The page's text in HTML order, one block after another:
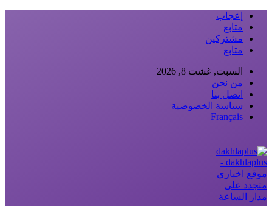
إعجاب
متابع
مشتركين
متابع
السبت, غشت 8, 2026
من نحن
اتصل بنا
سياسة الخصوصية
Français
dakhlaplus -
موقع اخباري
متجدد على
مدار الساعة